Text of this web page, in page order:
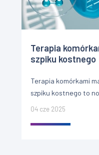
Terapia
szpiku kostnego
Terapia komórkami
szpiku kostnego to
leczenia, która
04 cze 2025